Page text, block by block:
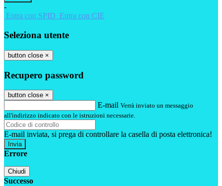
-
Entra con SPID Entra con CIE
Seleziona utente
button close ×
Recupero password
button close ×
E-mail Verrà inviato un messaggio
all'indirizzo indicato con le istruzioni necessarie.
E-mail inviata, si prega di controllare la casella di posta elettronica!
Errore
Chiudi
Successo